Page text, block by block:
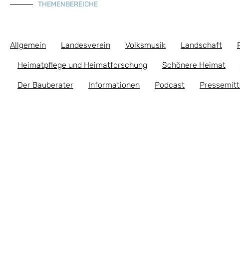
THEMENBEREICHE
Allgemein Landesverein Volksmusik Landschaft
Heimatpflege und Heimatforschung Schönere Heimat
Der Bauberater Informationen Podcast